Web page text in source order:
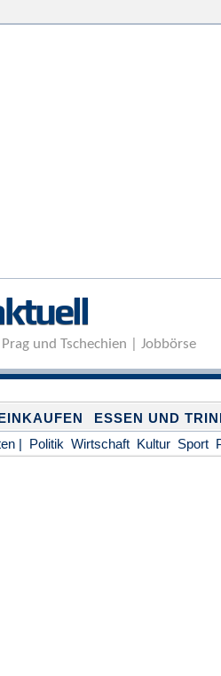
und Tschechien | Jobbörse
ESSEN UND
| Politik Wirtschaft Kultur Sport